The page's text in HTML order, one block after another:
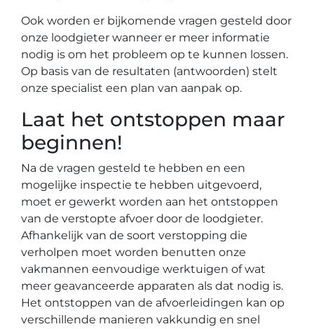
Ook worden er bijkomende vragen gesteld door
onze loodgieter wanneer er meer informatie
nodig is om het probleem op te kunnen lossen.
Op basis van de resultaten (antwoorden) stelt
onze specialist een plan van aanpak op.
Laat het ontstoppen maar
beginnen!
Na de vragen gesteld te hebben en een
mogelijke inspectie te hebben uitgevoerd,
moet er gewerkt worden aan het ontstoppen
van de verstopte afvoer door de loodgieter.
Afhankelijk van de soort verstopping die
verholpen moet worden benutten onze
vakmannen eenvoudige werktuigen of wat
meer geavanceerde apparaten als dat nodig is.
Het ontstoppen van de afvoerleidingen kan op
verschillende manieren vakkundig en snel